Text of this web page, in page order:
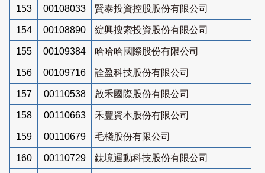
153 00108033 賢泰投資控股股份有限公司
154 00108890 綻興搜索投資股份有限公司
155 00109384 哈哈哈國際股份有限公司
156 00109716 詮盈科技股份有限公司
157 00110538 啟禾國際股份有限公司
158 00110663 禾豐資本股份有限公司
159 00110679 毛棧股份有限公司
160 00110729 鈦境運動科技股份有限公司